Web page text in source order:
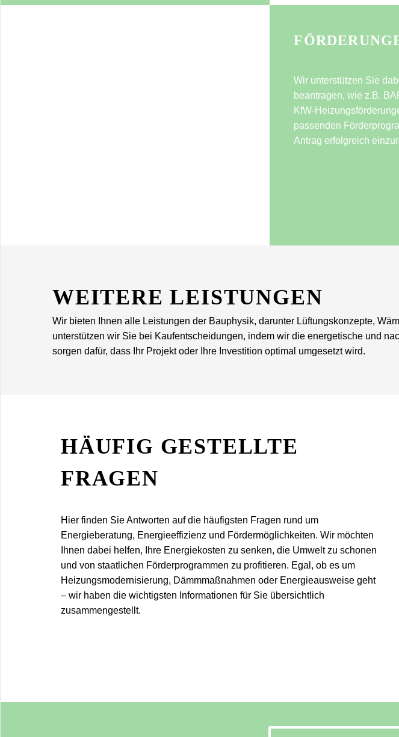
Wir unterstützen Sie
beantragen, wie z.B.
KfW-
passenden
Antrag erfolgreich
WEITERE LEISTUNGEN
Wir bieten Ihnen alle Leistungen der Bauphysik, darunter Lüftungskonzepte,
unterstützen wir Sie bei Kaufentscheidungen, indem wir die energetische und
sorgen dafür, dass Ihr Projekt oder Ihre Investition optimal umgesetzt wird.
HÄUFIG GESTELLTE
FRAGEN
Hier finden Sie Antworten auf die häufigsten Fragen rund um
Energieberatung, Energieeffizienz und Fördermöglichkeiten. Wir möchten
Ihnen dabei helfen, Ihre Energiekosten zu senken, die Umwelt zu schonen
und von staatlichen Förderprogrammen zu profitieren. Egal, ob es um
Heizungsmodernisierung, Dämmmaßnahmen oder Energieausweise geht
– wir haben die wichtigsten Informationen für Sie übersichtlich
zusammengestellt.